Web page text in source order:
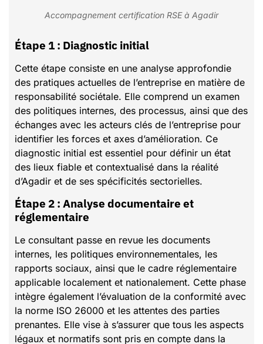
Accompagnement certification RSE à Agadir
Étape 1 : Diagnostic initial
Cette étape consiste en une analyse approfondie
des pratiques actuelles de l’entreprise en matière de
responsabilité sociétale. Elle comprend un examen
des politiques internes, des processus, ainsi que des
échanges avec les acteurs clés de l’entreprise pour
identifier les forces et axes d’amélioration. Ce
diagnostic initial est essentiel pour définir un état
des lieux fiable et contextualisé dans la réalité
d’Agadir et de ses spécificités sectorielles.
Étape 2 : Analyse documentaire et
réglementaire
Le consultant passe en revue les documents
internes, les politiques environnementales, les
rapports sociaux, ainsi que le cadre réglementaire
applicable localement et nationalement. Cette phase
intègre également l’évaluation de la conformité avec
la norme ISO 26000 et les attentes des parties
prenantes. Elle vise à s’assurer que tous les aspects
légaux et normatifs sont pris en compte dans la